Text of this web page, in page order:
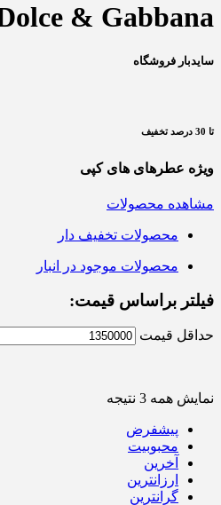
& Gabbana
سایدبار فروشگاه
تا 30 درصد تخفیف
ویژه عطرهای های کپی
مشاهده محصولات
محصولات تخفیف دار
محصولات موجود در انبار
فیلتر براساس قیمت:
حداقل قیمت
نمایش همه 3 نتیجه
پیشفرض
محبوبیت
آخرین
ارزانترین
گرانترین